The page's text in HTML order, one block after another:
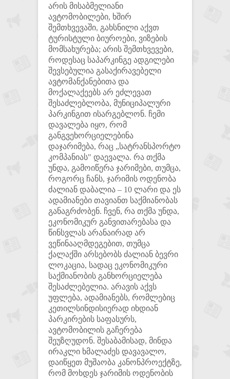
არის მისაბმელიანი
ავტომობილები, ხშირ
შემთხვევაში, გახსნილი აქვთ
ტურისტული ბიუროები, ვიზების
მომსახურება; არის შემთხვევები,
როდესაც საპარკინგე ადგილები
შევსებულია გასაქირავებელი
ავტომანქანებითა და
მოქალაქეებს არ ეძლევათ
შესაძლებლობა, მუნიციპალური
პარკინგით ისარგებლონ. ჩემი
დავალება იყო, რომ
განგვეხორციელებინა
დაჯარიმება, რაც „სატრანსპორტო
კომპანიას" დაევალა. რა თქმა
უნდა, გამოიწერა ჯარიმები, თუმცა,
როგორც ჩანს, ჯარიმის ოდენობა
ძალიან დაბალია – 10 ლარი და ეს
ადამიანები თავიანთ საქმიანობას
განაგრძობენ. ჩვენ, რა თქმა უნდა,
ეკონომიკურ განვითარებასა და
წინსვლას არანაირად არ
ვეწინააღმდეგებით, თუმცა
ქალაქში არსებობს ძალიან ბევრი
ლოკაცია, სადაც ეკონომიკური
საქმიანობის განხორციელება
შესაძლებელია. არავის აქვს
უფლება, ადამიანებს, რომლებიც
კეთილსინდისიერად იხდიან
პარკირების საფასურს,
ავტომობილის გაჩერება
შეუზღუდონ. შესაბამისად, მინდა
ირაკლი ხმალაძეს დავავალო,
დაიწყეთ მუშაობა კანონპროექტზე,
რომ მოხდეს ჯარიმის ოდენობის